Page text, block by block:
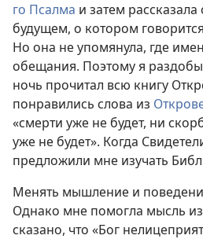
го Псалма и затем
будущем, о котором
Но она не упомянула, где
обещания. Поэтому я
ночь прочитал всю книгу
понравились слова из
«смерти уже не будет, ни
уже не будет». Когда
предложили мне изучать
Менять мышление и
Однако мне помогла мысль из
сказано, что «Бог